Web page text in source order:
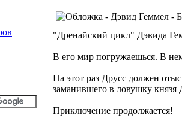
"Дренайский цикл" Дэвида
В его мир погружаешься.
На этот раз Друсс должен
заманившего в ловушку
Приключение продолжается!